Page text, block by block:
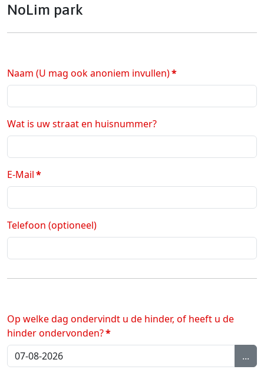
NoLim park
Naam (U mag ook anoniem invullen)*
Wat is uw straat en huisnummer?
E-Mail*
Telefoon (optioneel)
Op welke dag ondervindt u de hinder, of heeft u de
hinder ondervonden?*
...